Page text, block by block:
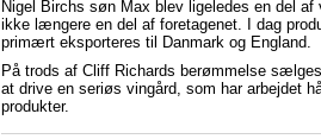
Nigel Birchs søn Max blev ligeledes en del
ikke længere en del af foretagenet. I dag
primært eksporteres til Danmark og England.
På trods af Cliff Richards berømmelse
at drive en seriøs vingård, som har arbejdet
produkter.